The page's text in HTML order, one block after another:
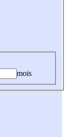
mois